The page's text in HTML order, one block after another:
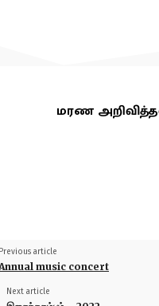
மரண
article
music concert
Next article